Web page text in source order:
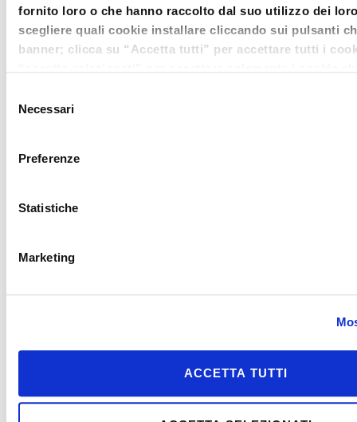
fornito loro o che hanno raccolto dal suo utilizzo dei
scegliere quali cookie installare cliccando sui pulsanti
banner; clicca su “Accetta tutti” per accettare tutti i
alto a destra per rifiutare tutti i cookie. Clicca su
delNecessari
Preferenze
Statistiche
Marketing
ACCETTA TUTTI
Per la partecipazione in sala, la
presenza verrà verificata dalla
I prezzi si intendono IVA Inclusa.
Centro Studi
dell'Insolvenza
Diritto Della
ODCEC